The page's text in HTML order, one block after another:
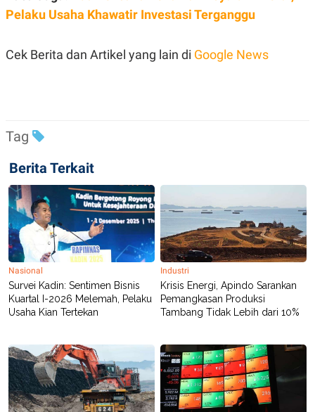
Pelaku Usaha Khawatir Investasi Terganggu
Cek Berita dan Artikel yang lain di Google News
Tag
Berita Terkait
Nasional
Survei Kadin: Sentimen Bisnis
Kuartal I-2026 Melemah, Pelaku
Usaha Kian Tertekan
Industri
Krisis Energi, Apindo Sarankan
Pemangkasan Produksi
Tambang Tidak Lebih dari 10%